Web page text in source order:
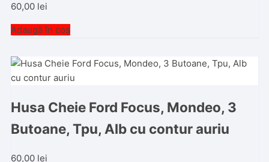
60,00 lei
Adaugă în coș
Husa Cheie Ford Focus, Mondeo, 3
Butoane, Tpu, Alb cu contur auriu
60,00 lei